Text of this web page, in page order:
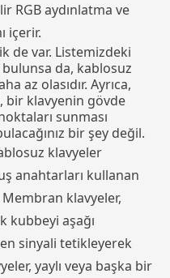
RGB aydınlatma ve
içerir.
de var. Listemizdeki
da, kablosuz
az olasıdır. Ayrıca,
bir klavyenin gövde
sunması
bir şey değil.
klavyeler
anahtarları kullanan
klavyeler,
kubbeyi aşağı
sinyali tetikleyerek
yaylı veya başka bir